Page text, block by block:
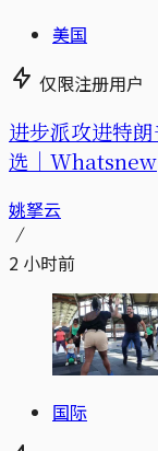
美国
仅限注册用户
进步派攻进特
选｜Whatsnew
姚拏云
2 小时前
国际